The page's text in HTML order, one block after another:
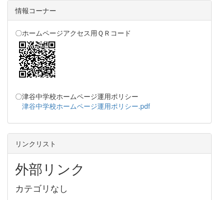
情報コーナー
〇ホームページアクセス用ＱＲコード
〇津谷中学校ホームページ運用ポリシー
津谷中学校ホームページ運用ポリシー.pdf
リンクリスト
外部リンク
カテゴリなし